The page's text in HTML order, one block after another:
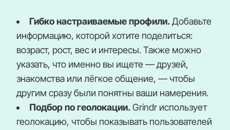
Гибко настраиваемые профили.Добавьте
информацию, которой хотите поделиться:
возраст, рост, вес и интересы. Также можно
указать, что именно вы ищете — друзей,
знакомства или лёгкое общение, — чтобы
другим сразу были понятны ваши намерения.
Подбор по геолокации.Grindr использует
геолокацию, чтобы показывать пользователей